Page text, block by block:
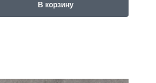
В корзину